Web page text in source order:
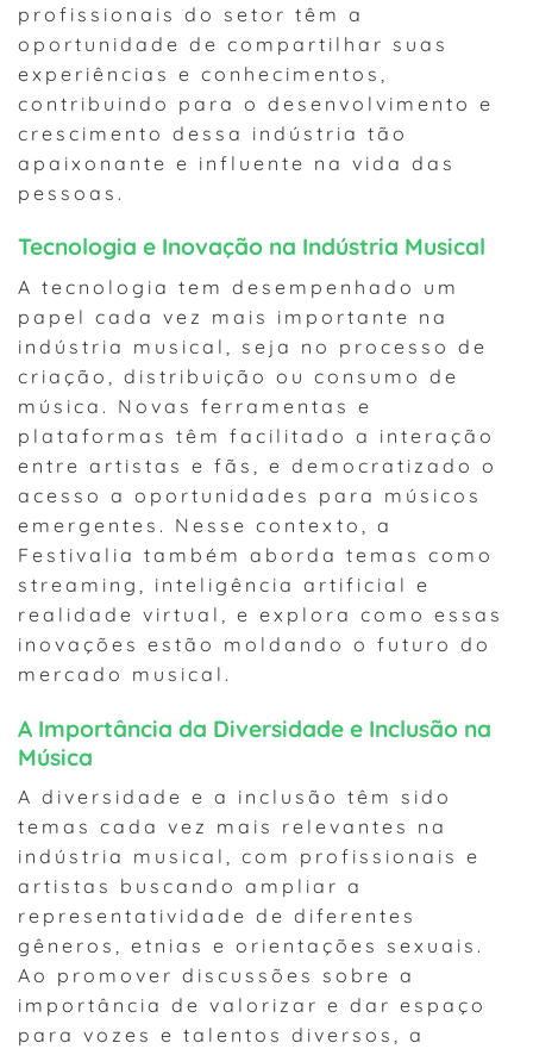
profissionais do setor têm a
oportunidade de compartilhar suas
experiências e conhecimentos,
contribuindo para o desenvolvimento e
crescimento dessa indústria tão
apaixonante e influente na vida das
pessoas.
Tecnologia e Inovação na Indústria Musical
A tecnologia tem desempenhado um
papel cada vez mais importante na
indústria musical, seja no processo de
criação, distribuição ou consumo de
música. Novas ferramentas e
plataformas têm facilitado a interação
entre artistas e fãs, e democratizado o
acesso a oportunidades para músicos
emergentes. Nesse contexto, a
Festivalia também aborda temas como
streaming, inteligência artificial e
realidade virtual, e explora como essas
inovações estão moldando o futuro do
mercado musical.
A Importância da Diversidade e Inclusão na
Música
A diversidade e a inclusão têm sido
temas cada vez mais relevantes na
indústria musical, com profissionais e
artistas buscando ampliar a
representatividade de diferentes
gêneros, etnias e orientações sexuais.
Ao promover discussões sobre a
importância de valorizar e dar espaço
para vozes e talentos diversos, a